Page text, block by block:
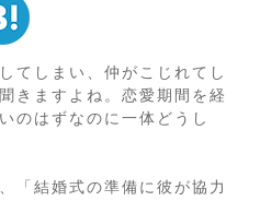
てしまい、仲がこじれてし
きますよね。恋愛期間を経
のはずなのに一体どうし
「結婚式の準備に彼が協力